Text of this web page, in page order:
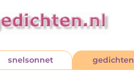
snelsonnet gedichten